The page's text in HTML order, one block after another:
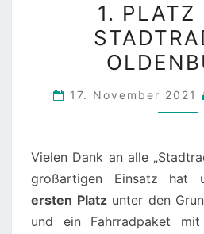
1. PLATZ
17. November 2021
Vielen Dank an alle
großartigen Einsatz hat
ersten Platzunter den
und ein Fahrradpaket